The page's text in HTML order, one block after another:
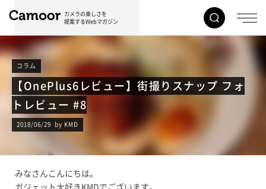
カメラの楽しさを
提案するWebマガジン
コラム
【OnePlus6レビュー】街撮りスナップ フォ
トレビュー #8
2018/06/29 by KMD
みなさんこんにちは。
ガジェット大好きKMDでございます。